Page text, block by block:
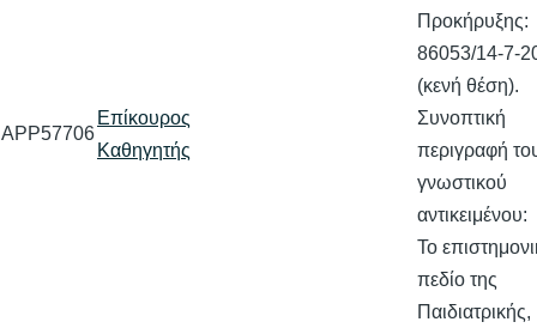
APP57706
Επίκουρος
Καθηγητής
Προκήρυξης:
86053/14-7-
(κενή θέση).
Συνοπτική
περιγραφή
γνωστικού
αντικειμένου:
Το
πεδίο της
Παιδιατρικής,